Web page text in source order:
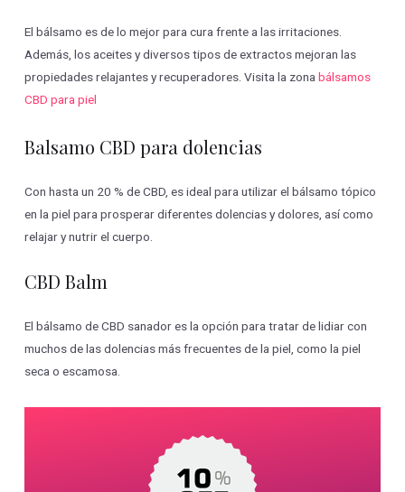
El bálsamo es de lo mejor para cura frente a las irritaciones.
Además, los aceites y diversos tipos de extractos mejoran las
propiedades relajantes y recuperadores. Visita la zonabálsamos
CBD para piel
Balsamo CBD para dolencias
Con hasta un 20 % de CBD, es ideal para utilizar el bálsamo tópico
en la piel para prosperar diferentes dolencias y dolores, así como
relajar y nutrir el cuerpo.
CBD Balm
El bálsamo de CBD sanador es la opción para tratar de lidiar con
muchos de las dolencias más frecuentes de la piel, como la piel
seca o escamosa.